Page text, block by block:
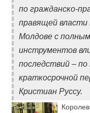
по гражданско-
правящей власти
Молдове с
инструментов
последствий – по
краткосрочной
Кристиан Руссу.